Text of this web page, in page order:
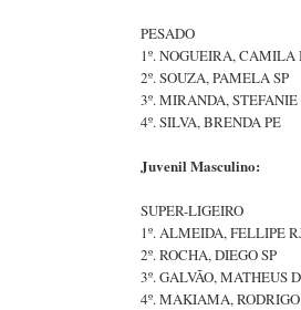
PESADO
1º. NOGUEIRA, CAMILA
2º. SOUZA, PAMELA SP
3º. MIRANDA, STEFANIE
4º. SILVA, BRENDA PE
Juvenil Masculino:
SUPER-LIGEIRO
1º. ALMEIDA, FELLIPE
2º. ROCHA, DIEGO SP
3º. GALVÃO, MATHEUS
4º. MAKIAMA, RODRIGO